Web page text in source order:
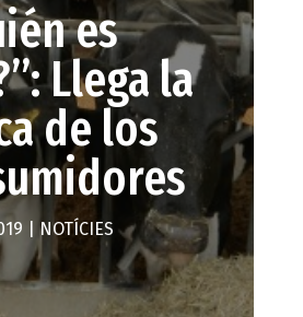
es
Llega la
de los
|NOTÍCIES